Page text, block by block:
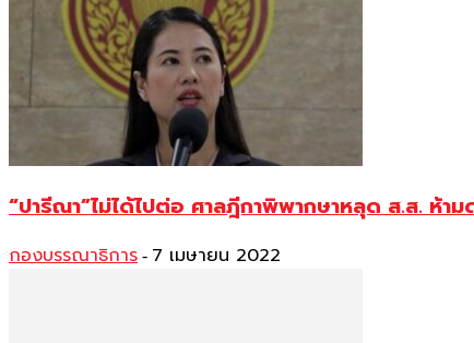
“ปารีณา”ไม่ได้ไปต่อ ศาลฎีกาพิพากษาหลุด ส.ส. ห้า
กองบรรณาธิการ - 7 เมษายน 2022